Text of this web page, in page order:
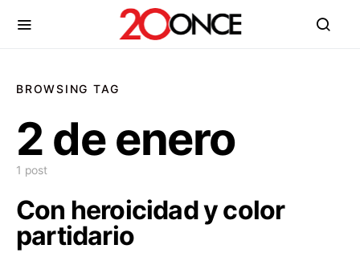
BROWSING TAG
2 de enero
1 post
Con heroicidad y color
partidario